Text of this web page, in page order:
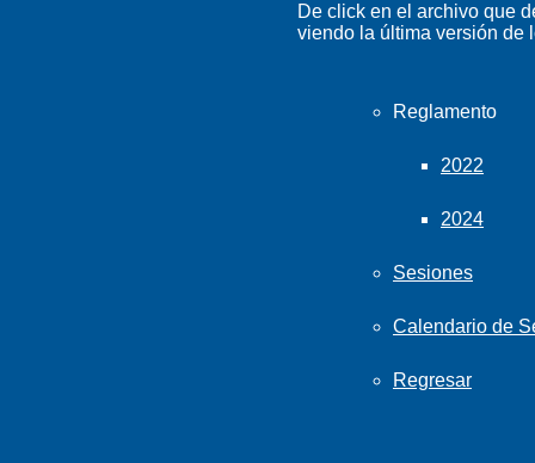
De click en el archivo que
viendo la última versión de
Reglamento
2022
2024
Sesiones
Calendario de
Regresar